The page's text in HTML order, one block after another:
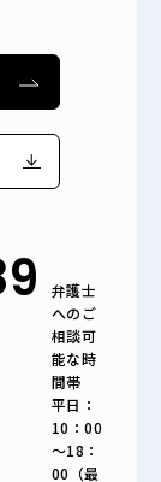
弁護士
へのご
相談可
能な時
間帯
平日：
10：00
～18：
00（最